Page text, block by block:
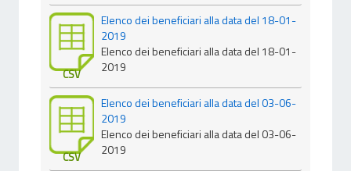
CSV
Elenco dei beneficiari alla data del 18-01-
2019
Elenco dei beneficiari alla data del 18-01-
2019
CSV
Elenco dei beneficiari alla data del 03-06-
2019
Elenco dei beneficiari alla data del 03-06-
2019